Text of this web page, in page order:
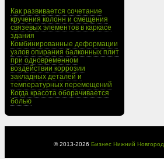
Как развивается сочетание
кручения колонн и смещения
связевых элементов в каркасе
здания
Комбинированные деформации
узлов опирания балконных плит
при одновременном
воздействии коррозии
закладных деталей и
температурных перемещений
Когда красота оборачивается
болью
© 2013-2026 Бизнес Нижний Новгород